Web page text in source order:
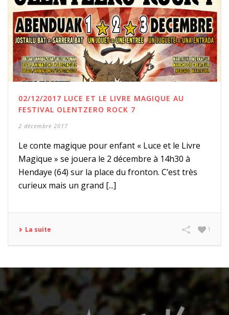
02/12/2017 LUCE ET LE LIVRE MAGIQUE AU
FESTIVAL OLENTZERO ROCK 7
2 décembre 2017
Le conte magique pour enfant « Luce et le Livre
Magique » se jouera le 2 décembre à 14h30 à
Hendaye (64) sur la place du fronton. C’est très
curieux mais un grand [...]
La suite 1